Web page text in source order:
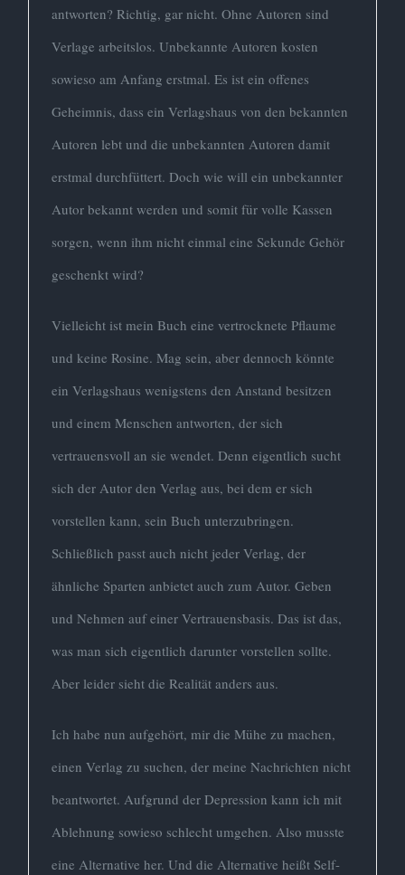
antworten? Richtig, gar nicht. Ohne Autoren sind
Verlage arbeitslos. Unbekannte Autoren kosten
sowieso am Anfang erstmal. Es ist ein offenes
Geheimnis, dass ein Verlagshaus von den bekannten
Autoren lebt und die unbekannten Autoren damit
erstmal durchfüttert. Doch wie will ein unbekannter
Autor bekannt werden und somit für volle Kassen
sorgen, wenn ihm nicht einmal eine Sekunde Gehör
geschenkt wird?
Vielleicht ist mein Buch eine vertrocknete Pflaume
und keine Rosine. Mag sein, aber dennoch könnte
ein Verlagshaus wenigstens den Anstand besitzen
und einem Menschen antworten, der sich
vertrauensvoll an sie wendet. Denn eigentlich sucht
sich der Autor den Verlag aus, bei dem er sich
vorstellen kann, sein Buch unterzubringen.
Schließlich passt auch nicht jeder Verlag, der
ähnliche Sparten anbietet auch zum Autor. Geben
und Nehmen auf einer Vertrauensbasis. Das ist das,
was man sich eigentlich darunter vorstellen sollte.
Aber leider sieht die Realität anders aus.
Ich habe nun aufgehört, mir die Mühe zu machen,
einen Verlag zu suchen, der meine Nachrichten nicht
beantwortet. Aufgrund der Depression kann ich mit
Ablehnung sowieso schlecht umgehen. Also musste
eine Alternative her. Und die Alternative heißt Self-